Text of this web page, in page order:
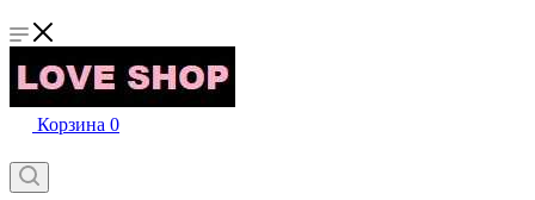
Корзина 0